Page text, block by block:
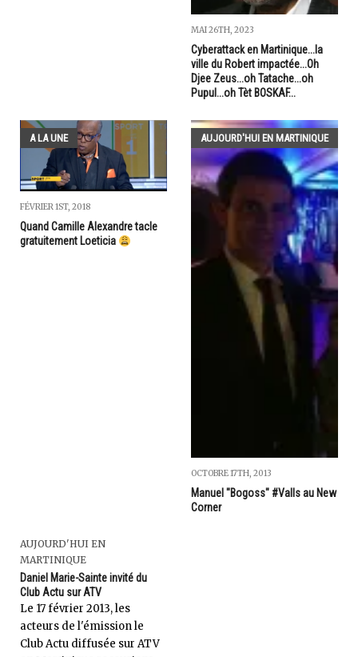
MAI 26TH, 2023
Cyberattack en Martinique...la
ville du Robert impactée...Oh
Djee Zeus...oh Tatache...oh
Pupul...oh Tèt BOSKAF...
A LA UNE
FÉVRIER 1ST, 2018
Quand Camille Alexandre tacle
gratuitement Loeticia
AUJOURD'HUI EN MARTINIQUE
OCTOBRE 17TH, 2013
Manuel "Bogoss" #Valls au New
Corner
AUJOURD'HUI EN
MARTINIQUE
Daniel Marie-Sainte invité du
Club Actu sur ATV
Le 17 février 2013, les
acteurs de l'émission le
Club Actu diffusée sur ATV